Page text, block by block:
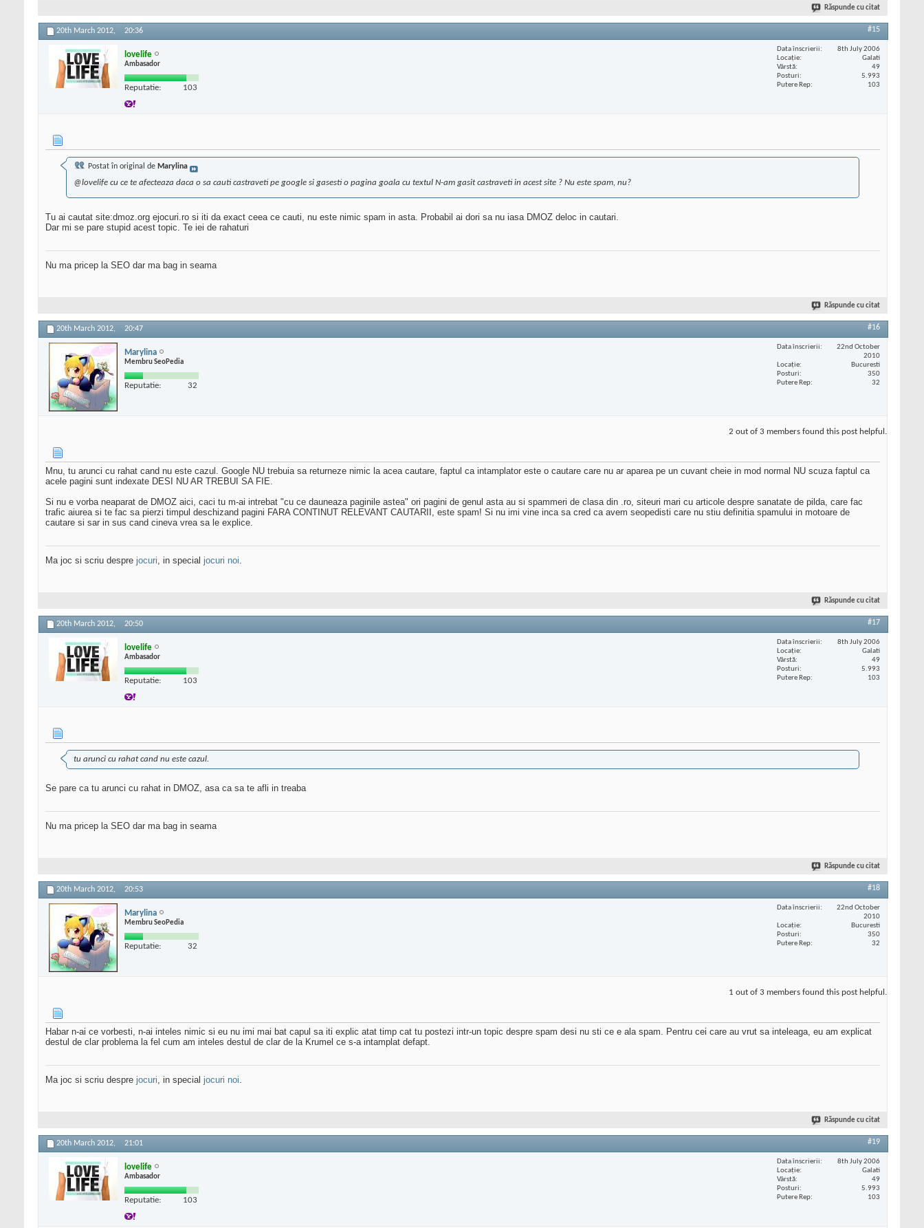
Răspunde cu citat
20th March 2012, 20:36 #15
lovelife
Ambasador
Reputatie: 103
Data înscrierii
8th July 2006
Locaţie
Galati
Vârstă
49
Posturi
5.993
Putere Rep
103
Postat în original de Marylina
@lovelife cu ce te afecteaza daca o sa cauti castraveti pe google si gasesti o pagina goala cu textul N-am gasit castraveti in acest site ? Nu este spam, nu?
Tu ai cautat site:dmoz.org ejocuri.ro si iti da exact ceea ce cauti, nu este nimic spam in asta. Probabil ai dori sa nu iasa DMOZ deloc in cautari.
Dar mi se pare stupid acest topic. Te iei de rahaturi
Nu ma pricep la SEO dar ma bag in seama
Răspunde cu citat
20th March 2012, 20:47 #16
Marylina
Membru SeoPedia
Reputatie: 32
Data înscrierii
22nd October
2010
Locaţie
Bucuresti
Posturi
350
Putere Rep
32
2 out of 3 members found this post helpful.
Mnu, tu arunci cu rahat cand nu este cazul. Google NU trebuia sa returneze nimic la acea cautare, faptul ca intamplator este o cautare care nu ar aparea pe un cuvant cheie in mod normal NU scuza faptul ca
acele pagini sunt indexate DESI NU AR TREBUI SA FIE.
Si nu e vorba neaparat de DMOZ aici, caci tu m-ai intrebat "cu ce dauneaza paginile astea" ori pagini de genul asta au si spammeri de clasa din .ro, siteuri mari cu articole despre sanatate de pilda, care fac
trafic aiurea si te fac sa pierzi timpul deschizand pagini FARA CONTINUT RELEVANT CAUTARII, este spam! Si nu imi vine inca sa cred ca avem seopedisti care nu stiu definitia spamului in motoare de
cautare si sar in sus cand cineva vrea sa le explice.
Ma joc si scriu despre jocuri, in special jocuri noi.
Răspunde cu citat
20th March 2012, 20:50 #17
lovelife
Ambasador
Reputatie: 103
Data înscrierii
8th July 2006
Locaţie
Galati
Vârstă
49
Posturi
5.993
Putere Rep
103
tu arunci cu rahat cand nu este cazul.
Se pare ca tu arunci cu rahat in DMOZ, asa ca sa te afli in treaba
Nu ma pricep la SEO dar ma bag in seama
Răspunde cu citat
20th March 2012, 20:53 #18
Marylina
Membru SeoPedia
Reputatie: 32
Data înscrierii
22nd October
2010
Locaţie
Bucuresti
Posturi
350
Putere Rep
32
1 out of 3 members found this post helpful.
Habar n-ai ce vorbesti, n-ai inteles nimic si eu nu imi mai bat capul sa iti explic atat timp cat tu postezi intr-un topic despre spam desi nu sti ce e ala spam. Pentru cei care au vrut sa inteleaga, eu am explicat
destul de clar problema la fel cum am inteles destul de clar de la Krumel ce s-a intamplat defapt.
Ma joc si scriu despre jocuri, in special jocuri noi.
Răspunde cu citat
20th March 2012, 21:01 #19
lovelife
Ambasador
Reputatie: 103
Data înscrierii
8th July 2006
Locaţie
Galati
Vârstă
49
Posturi
5.993
Putere Rep
103